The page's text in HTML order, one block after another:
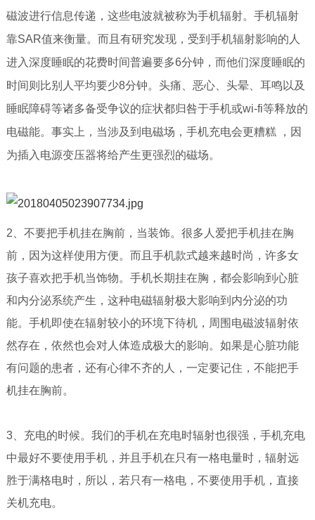
磁波进行信息传递，这些电波就被称为手机辐射。手机辐射
靠SAR值来衡量。而且有研究发现，受到手机辐射影响的人
进入深度睡眠的花费时间普遍要多6分钟，而他们深度睡眠的
时间则比别人平均要少8分钟。头痛、恶心、头晕、耳鸣以及
睡眠障碍等诸多备受争议的症状都归咎于手机或wi-fi等释放的
电磁能。事实上，当涉及到电磁场，手机充电会更糟糕 ，因
为插入电源变压器将给产生更强烈的磁场。
2、不要把手机挂在胸前，当装饰。很多人爱把手机挂在胸
前，因为这样使用方便。而且手机款式越来越时尚，许多女
孩子喜欢把手机当饰物。手机长期挂在胸，都会影响到心脏
和内分泌系统产生，这种电磁辐射极大影响到内分泌的功
能。手机即使在辐射较小的环境下待机，周围电磁波辐射依
然存在，依然也会对人体造成极大的影响。如果是心脏功能
有问题的患者，还有心律不齐的人，一定要记住，不能把手
机挂在胸前。
3、充电的时候。我们的手机在充电时辐射也很强，手机充电
中最好不要使用手机，并且手机在只有一格电量时，辐射远
胜于满格电时，所以，若只有一格电，不要使用手机，直接
关机充电。